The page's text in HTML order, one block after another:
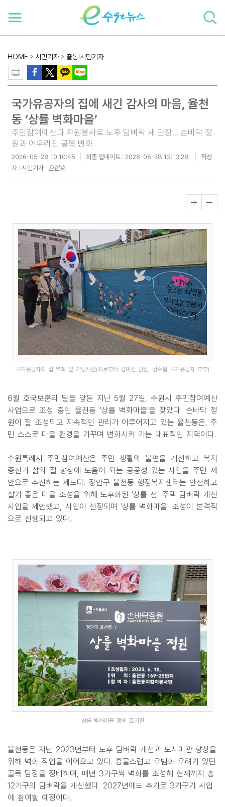
HOME > 시민기자 > 출동!시민기자
국가유공자의 집에 새긴 감사의 마음, 율천
동 ‘상률 벽화마을’
주민참여예산과 자원봉사로 노후 담벼락 새 단장… 손바닥 정
원과 어우러진 골목 변화
2026-05-28 10:10:45 최종 업데이트 : 2026-05-28 13:13:28
작성
자 : 시민기자
김현호
국가유공자의 집 벽화 앞 기념사진(좌로부터 김미진 단장, 정수필 국가유공자 부부)
6월 호국보훈의 달을 앞둔 지난 5월 27일, 수원시 주민참여예산
사업으로 조성 중인 율천동 '상률 벽화마을'을 찾았다. 손바닥 정
원이 잘 조성되고 지속적인 관리가 이루어지고 있는 율천동은, 주
민 스스로 마을 환경을 가꾸며 변화시켜 가는 대표적인 지역이다.
수원특례시 주민참여예산은 주민 생활의 불편을 개선하고 복지
증진과 삶의 질 향상에 도움이 되는 공공성 있는 사업을 주민 제
안으로 추진하는 제도다. 장안구 율천동 행정복지센터는 안전하고
살기 좋은 마을 조성을 위해 노후화된 '상률 전' 주택 담벼락 개선
사업을 제안했고, 사업이 선정되며 '상률 벽화마을' 조성이 본격적
으로 진행되고 있다.
상률 벽화마을 정원 표지판
율천동은 지난 2023년부터 노후 담벼락 개선과 도시미관 향상을
위해 벽화 작업을 이어오고 있다. 흉물스럽고 우범화 우려가 있던
골목 담장을 정비하며, 매년 3가구씩 벽화를 조성해 현재까지 총
12가구의 담벼락을 개선했다. 2027년에도 추가로 3가구가 사업
에 참여할 예정이다.